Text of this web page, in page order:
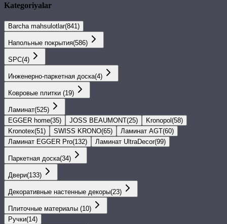
Kategoriyalar
Barcha mahsulotlar(841)
Напольные покрытия(586)
SPС(4)
Инженерно-паркетная доска(4)
Ковровые плитки (19)
Ламинат(525)
EGGER home(35) JOSS BEAUMONT(25) Kronopol (58)
Kronotex(51) SWISS KRONO(65) Ламинат AGT(60)
Ламинат EGGER Pro(132) Ламинат UltraDecor(99)
Паркетная доска(34)
Двери(133)
Декоративные настенные декоры(23)
Плиточные материалы (10)
Ручки(14)